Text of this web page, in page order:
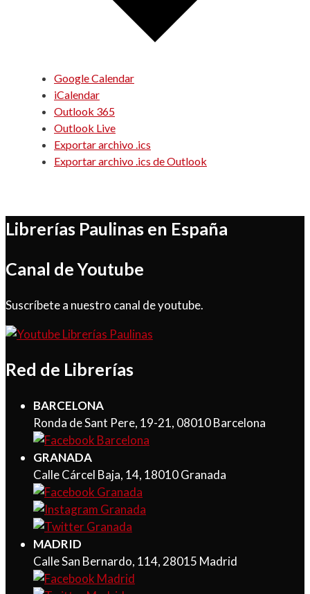
Google Calendar
iCalendar
Outlook 365
Outlook Live
Exportar archivo .ics
Exportar archivo .ics de Outlook
Librerías Paulinas en España
Canal de Youtube
Suscríbete a nuestro canal de youtube.
Red de Librerías
BARCELONA
Ronda de Sant Pere, 19-21, 08010 Barcelona
GRANADA
Calle Cárcel Baja, 14, 18010 Granada
MADRID
Calle San Bernardo, 114, 28015 Madrid